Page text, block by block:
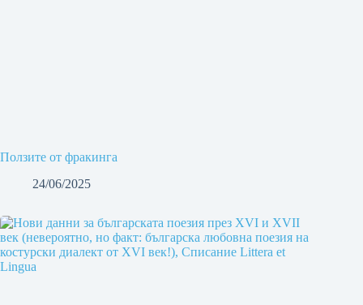
Ползите от фракинга
24/06/2025